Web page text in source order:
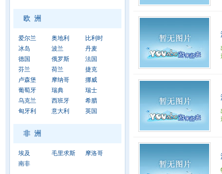
欧 洲
爱尔兰 奥地利
比利时
冰岛
波兰
丹麦
德国
俄罗斯
法国
芬兰
荷兰
捷克
卢森堡
摩纳哥
挪威
葡萄牙
瑞典
瑞士
乌克兰
西班牙
希腊
匈牙利
意大利 英国
非 洲
埃及 毛里求斯
摩洛哥
南非